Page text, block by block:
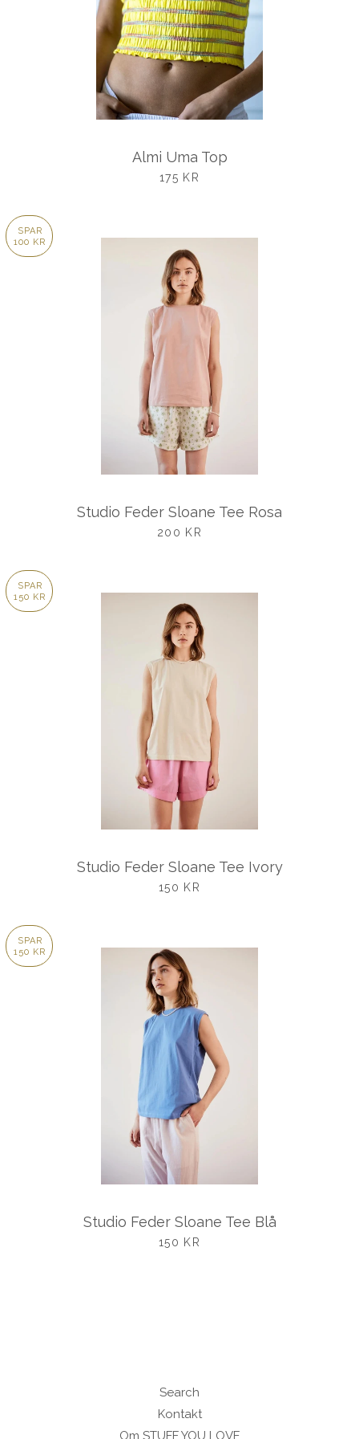
Almi Uma Top
UDSALGSPRIS
175 KR
SPAR
100 KR
Studio Feder Sloane Tee Rosa
UDSALGSPRIS
200 KR
SPAR
150 KR
Studio Feder Sloane Tee Ivory
UDSALGSPRIS
150 KR
SPAR
150 KR
Studio Feder Sloane Tee Blå
UDSALGSPRIS
150 KR
Search
Kontakt
Om STUFF YOU LOVE